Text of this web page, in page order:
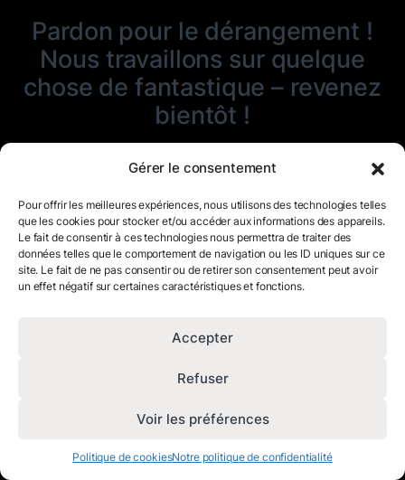
Gérer le consentement
Pour offrir les meilleures expériences, nous utilisons des technologies telles
que les cookies pour stocker et/ou accéder aux informations des appareils.
Le fait de consentir à ces technologies nous permettra de traiter des
données telles que le comportement de navigation ou les ID uniques sur ce
site. Le fait de ne pas consentir ou de retirer son consentement peut avoir
un effet négatif sur certaines caractéristiques et fonctions.
Accepter
Refuser
Voir les préférences
Politique de cookiesNotre politique de confidentialité
Pardon pour le dérangement !
Nous travaillons sur quelque
chose de fantastique – revenez
bientôt !